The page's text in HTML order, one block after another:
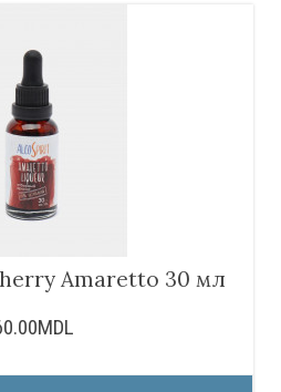
Amaretto 30 мл